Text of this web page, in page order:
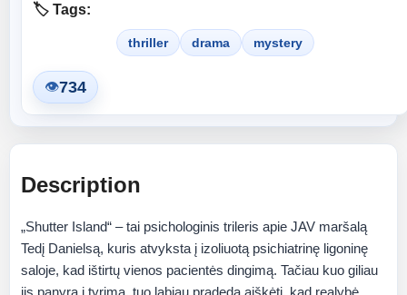
🏷️ Tags:
thriller drama mystery
👁734
Description
„Shutter Island“ – tai psichologinis trileris apie JAV maršalą
Tedį Danielsą, kuris atvyksta į izoliuotą psichiatrinę ligoninę
saloje, kad ištirtų vienos pacientės dingimą. Tačiau kuo giliau